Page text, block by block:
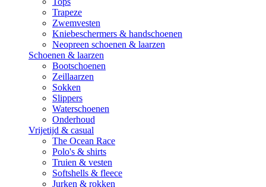
Trapeze
Zwemvesten
Kniebeschermers & handschoenen
Neopreen schoenen & laarzen
Schoenen & laarzen
Bootschoenen
Zeillaarzen
Sokken
Slippers
Waterschoenen
Onderhoud
Vrijetijd & casual
The Ocean Race
Polo's & shirts
Truien & vesten
Softshells & fleece
Jurken & rokken